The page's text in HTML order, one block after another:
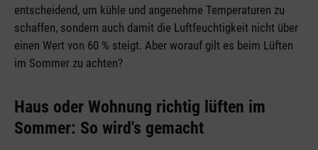
entscheidend, um kühle und angenehme Temperaturen zu
schaffen, sondern auch damit die Luftfeuchtigkeit nicht über
einen Wert von 60 % steigt. Aber worauf gilt es beim Lüften
im Sommer zu achten?
Haus oder Wohnung richtig lüften im
Sommer: So wird's gemacht